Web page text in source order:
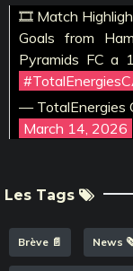
🎞️ Match
Goals from
Pyramids FC a
— TotalEnergies
March 14, 2026
Les Tags
Brève 📄 News